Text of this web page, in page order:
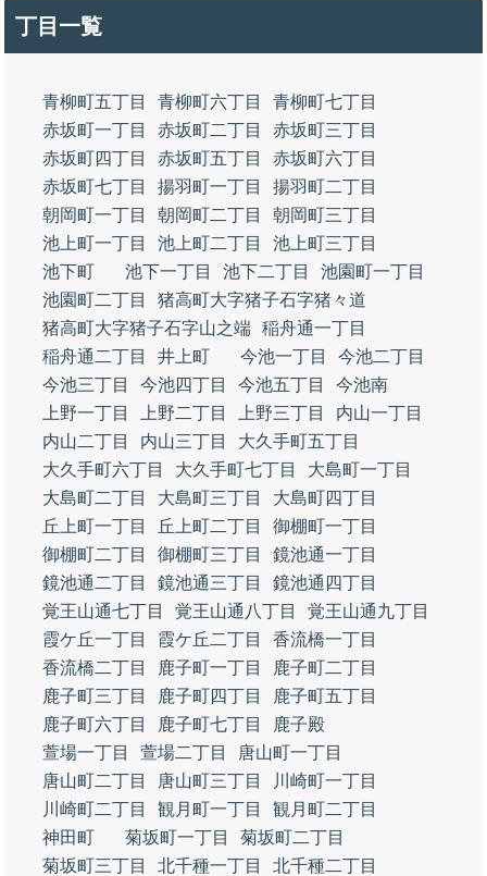
丁目一覧
青柳町五丁目 青柳町六丁目
青柳町七丁目
赤坂町一丁目
赤坂町二丁目
赤坂町三丁目
赤坂町四丁目
赤坂町五丁目
赤坂町六丁目
赤坂町七丁目
揚羽町一丁目
揚羽町二丁目
朝岡町一丁目
朝岡町二丁目
朝岡町三丁目
池上町一丁目
池上町二丁目
池上町三丁目
池下町
池下一丁目 池下二丁目
池園町一丁目
池園町二丁目
猪高町大字猪子石字猪々道
猪高町大字猪子石字山之端 稲舟通一丁目
稲舟通二丁目
井上町 今池一丁目
今池二丁目
今池三丁目
今池四丁目 今池五丁目
今池南
上野一丁目
上野二丁目 上野三丁目
内山一丁目
内山二丁目
内山三丁目
大久手町五丁目
大久手町六丁目
大久手町七丁目
大島町一丁目
大島町二丁目
大島町三丁目
大島町四丁目
丘上町一丁目
丘上町二丁目
御棚町一丁目
御棚町二丁目
御棚町三丁目
鏡池通一丁目
鏡池通二丁目
鏡池通三丁目
鏡池通四丁目
覚王山通七丁目
覚王山通八丁目
覚王山通九丁目
霞ケ丘一丁目
霞ケ丘二丁目
香流橋一丁目
香流橋二丁目
鹿子町一丁目
鹿子町二丁目
鹿子町三丁目
鹿子町四丁目
鹿子町五丁目
鹿子町六丁目
鹿子町七丁目
鹿子殿
萱場一丁目
萱場二丁目
唐山町一丁目
唐山町二丁目
唐山町三丁目
川崎町一丁目
川崎町二丁目
観月町一丁目
観月町二丁目
神田町
菊坂町一丁目
菊坂町二丁目
菊坂町三丁目
北千種一丁目
北千種二丁目